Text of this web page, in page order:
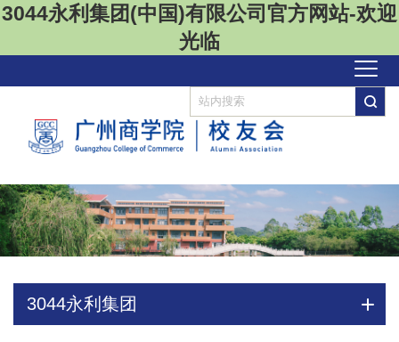
3044永利集团(中国)有限公司官方网站-欢迎
光临
3044永利集团